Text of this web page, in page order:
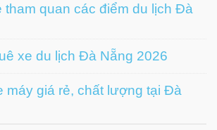
tham quan các điểm du lịch Đà
xe du lịch Đà Nẵng 2026
máy giá rẻ, chất lượng tại Đà